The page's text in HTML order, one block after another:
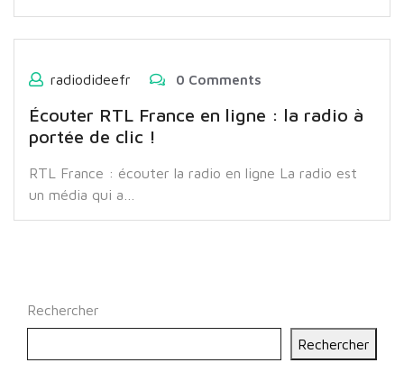
radiodideefr 0 Comments
Écouter RTL France en ligne : la radio à
portée de clic !
RTL France : écouter la radio en ligne La radio est
un média qui a…
Rechercher
Rechercher